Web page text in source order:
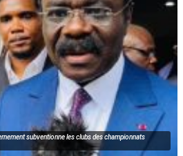
subventionne les clubs des championnats